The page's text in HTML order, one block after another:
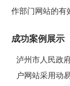
作部门网站的有
成功案例展示
泸州市人民政
户网站采用动